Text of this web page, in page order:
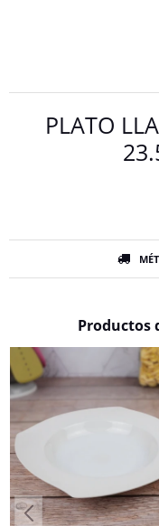
PLATO
Productos